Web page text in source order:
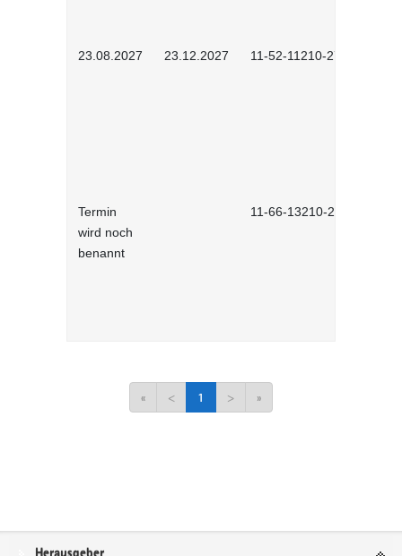
23.08.2027 23.12.2027 11-52-11210-2702
Termin
wird noch
benannt
11-66-13210-2701
« < 1 > »
Service